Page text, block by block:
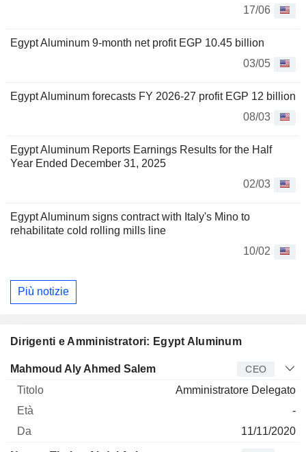
17/06
Egypt Aluminum 9-month net profit EGP 10.45 billion
03/05
Egypt Aluminum forecasts FY 2026-27 profit EGP 12 billion
08/03
Egypt Aluminum Reports Earnings Results for the Half
Year Ended December 31, 2025
02/03
Egypt Aluminum signs contract with Italy's Mino to
rehabilitate cold rolling mills line
10/02
Più notizie
Dirigenti e Amministratori: Egypt Aluminum
Manager Titolo Età Da
Mahmoud Aly Ahmed Salem CEO
Amministratore Delegato
-
11/11/2020